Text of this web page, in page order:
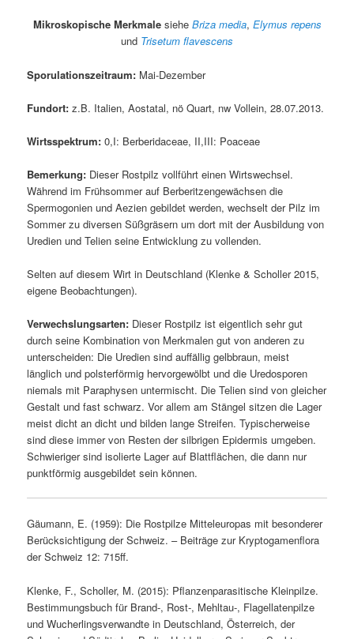
Mikroskopische Merkmale siehe Briza media, Elymus repens
und Trisetum flavescens
Sporulationszeitraum: Mai-Dezember
Fundort: z.B. Italien, Aostatal, nö Quart, nw Vollein, 28.07.2013.
Wirtsspektrum:0,I: Berberidaceae, II,III: Poaceae
Bemerkung: Dieser Rostpilz vollführt einen Wirtswechsel.
Während im Frühsommer auf Berberitzengewächsen die
Spermogonien und Aezien gebildet werden, wechselt der Pilz im
Sommer zu diversen Süßgräsern um dort mit der Ausbildung von
Uredien und Telien seine Entwicklung zu vollenden.
Selten auf diesem Wirt in Deutschland (Klenke & Scholler 2015,
eigene Beobachtungen).
Verwechslungsarten: Dieser Rostpilz ist eigentlich sehr gut
durch seine Kombination von Merkmalen gut von anderen zu
unterscheiden: Die Uredien sind auffällig gelbbraun, meist
länglich und polsterförmig hervorgewölbt und die Uredosporen
niemals mit Paraphysen untermischt. Die Telien sind von gleicher
Gestalt und fast schwarz. Vor allem am Stängel sitzen die Lager
meist dicht an dicht und bilden lange Streifen. Typischerweise
sind diese immer von Resten der silbrigen Epidermis umgeben.
Schwieriger sind isolierte Lager auf Blattflächen, die dann nur
punktförmig ausgebildet sein können.
Gäumann, E. (1959): Die Rostpilze Mitteleuropas mit besonderer
Berücksichtigung der Schweiz. – Beiträge zur Kryptogamenflora
der Schweiz 12: 715ff.
Klenke, F., Scholler, M. (2015): Pflanzenparasitische Kleinpilze.
Bestimmungsbuch für Brand-, Rost-, Mehltau-, Flagellatenpilze
und Wucherlingsverwandte in Deutschland, Österreich, der